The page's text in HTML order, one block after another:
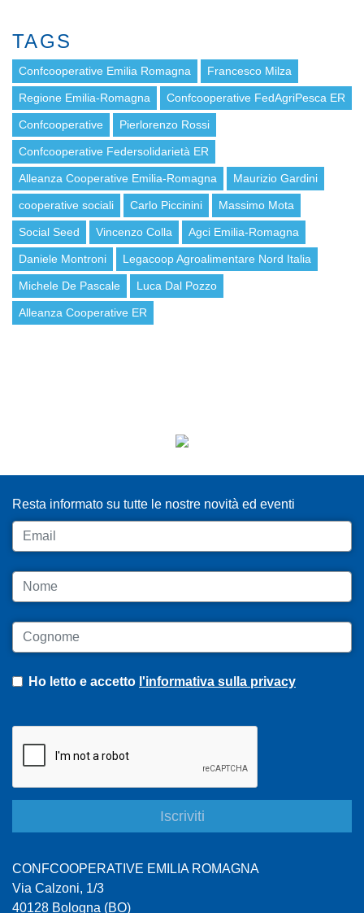
TAGS
Confcooperative Emilia Romagna Francesco Milza
Regione Emilia-Romagna Confcooperative FedAgriPesca ER
Confcooperative Pierlorenzo Rossi
Confcooperative Federsolidarietà ER
Alleanza Cooperative Emilia-Romagna Maurizio Gardini
cooperative sociali Carlo Piccinini Massimo Mota
Social Seed Vincenzo Colla Agci Emilia-Romagna
Daniele Montroni Legacoop Agroalimentare Nord Italia
Michele De Pascale Luca Dal Pozzo
Alleanza Cooperative ER
Resta informato su tutte le nostre novità ed eventi
Email
Nome
Cognome
Ho letto e accetto l'informativa sulla privacy
CONFCOOPERATIVE EMILIA ROMAGNA
Via Calzoni, 1/3
40128 Bologna (BO)